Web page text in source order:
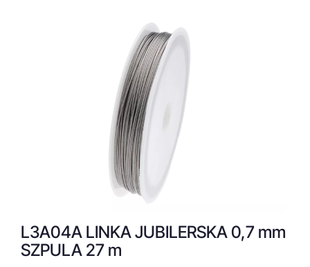
L3A04A LINKA JUBILERSKA 0,7 mm
SZPULA 27 m